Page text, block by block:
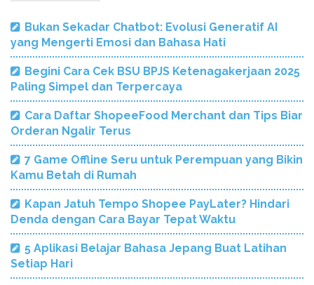
Bukan Sekadar Chatbot: Evolusi Generatif AI
yang Mengerti Emosi dan Bahasa Hati
Begini Cara Cek BSU BPJS Ketenagakerjaan 2025
Paling Simpel dan Terpercaya
Cara Daftar ShopeeFood Merchant dan Tips Biar
Orderan Ngalir Terus
7 Game Offline Seru untuk Perempuan yang Bikin
Kamu Betah di Rumah
Kapan Jatuh Tempo Shopee PayLater? Hindari
Denda dengan Cara Bayar Tepat Waktu
5 Aplikasi Belajar Bahasa Jepang Buat Latihan
Setiap Hari